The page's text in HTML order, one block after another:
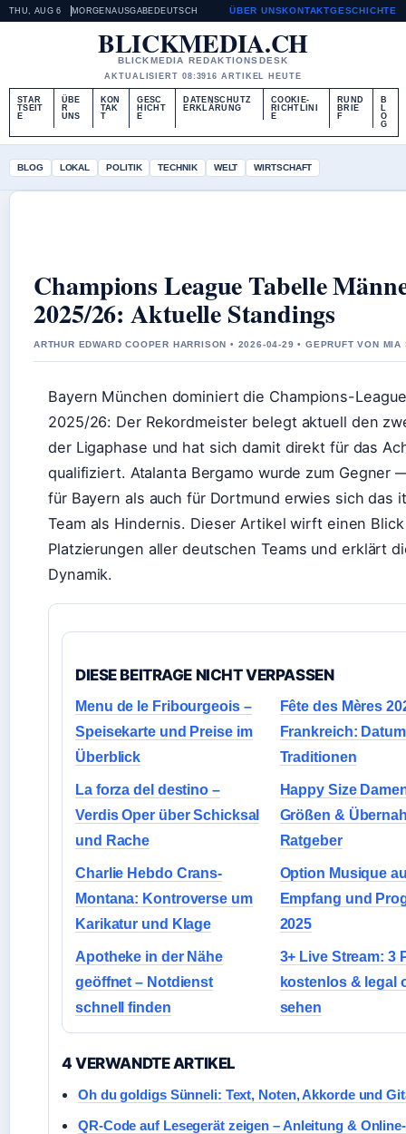
THU, AUG 6 MORGENAUSGABE DEUTSCH ÜBER UNSKONTAKTGESCHICHTE
BLICKMEDIA.CH
BLICKMEDIA REDAKTIONSDESK
AKTUALISIERT 08:3916 ARTIKEL HEUTE
STAR
TSEIT
E
ÜBE
R
UNS
KON
TAK
T
GESC
HICHT
E
DATENSCHUTZ
ERKLÄRUNG
COOKIE-
RICHTLINI
E
RUND
BRIE
F
B
L
O
G
BLOG LOKAL POLITIK TECHNIK WELT WIRTSCHAFT
Champions League Tabelle
2025/26: Aktuelle Standings
ARTHUR EDWARD COOPER HARRISON • 2026-04-29 • GEPRUFT VON MIA
Bayern München dominiert die Champions-
2025/26: Der Rekordmeister belegt aktuell den
der Ligaphase und hat sich damit direkt für das
qualifiziert. Atalanta Bergamo wurde zum Gegner
für Bayern als auch für Dortmund erwies sich das
Team als Hindernis. Dieser Artikel wirft einen
Platzierungen aller deutschen Teams und erklärt
Dynamik.
DIESE BEITRAGE NICHT VERPASSEN
Menu de le Fribourgeois –
Speisekarte und Preise im
Überblick
Fête des Mères
Frankreich:
Traditionen
La forza del destino –
Verdis Oper über Schicksal
und Rache
Happy Size
Größen &
Ratgeber
Charlie Hebdo Crans-
Montana: Kontroverse um
Karikatur und Klage
Option Musique
Empfang und
2025
Apotheke in der Nähe
geöffnet – Notdienst
schnell finden
3+ Live Stream: 3
kostenlos & legal
sehen
4 VERWANDTE ARTIKEL
Oh du goldigs Sünneli: Text, Noten, Akkorde und
QR-Code auf Lesegerät zeigen – Anleitung &